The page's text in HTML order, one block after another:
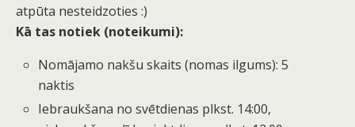
atpūta nesteidzoties :)
Kā tas notiek (noteikumi):
Nomājamo nakšu skaits (nomas ilgums): 5
naktis
Iebraukšana no svētdienas plkst. 14:00,